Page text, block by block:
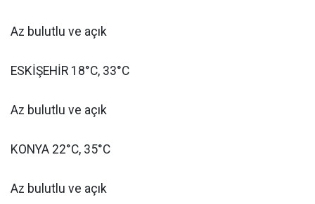
Az bulutlu ve açık
ESKİŞEHİR 18°C, 33°C
Az bulutlu ve açık
KONYA 22°C, 35°C
Az bulutlu ve açık